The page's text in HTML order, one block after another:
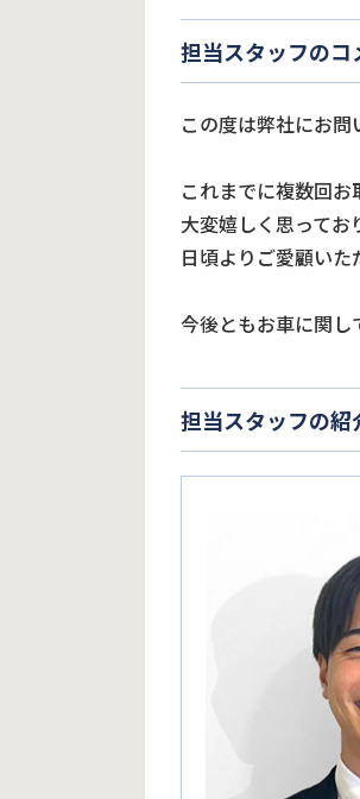
担当スタッフのコ
この度は弊社にお問
これまでに複数回お
大変嬉しく思ってお
日頃よりご愛顧いた
今後ともお車に関し
担当スタッフの紹